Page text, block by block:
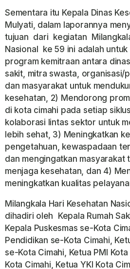
Sementara itu Kepala Dinas
Mulyati, dalam laporannya
tujuan dari kegiatan
Nasional ke 59 ini adalah
program kemitraan antara
sakit, mitra swasta, organisasi/
dan masyarakat untuk
kesehatan, 2) Mendorong
di kota cimahi pada setiap
kolaborasi lintas sektor untuk
lebih sehat, 3) Meningkatkan
pengetahuan, kewaspadaan
dan mengingatkan masyarakat
menjaga kesehatan, dan 4)
meningkatkan kualitas
Milangkala Hari Kesehatan
dihadiri oleh Kepala Rumah
Kepala Puskesmas se-Kota
Pendidikan se-Kota Cimahi,
se-Kota Cimahi, Ketua PMI Kota
Kota Cimahi, Ketua YKI Kota